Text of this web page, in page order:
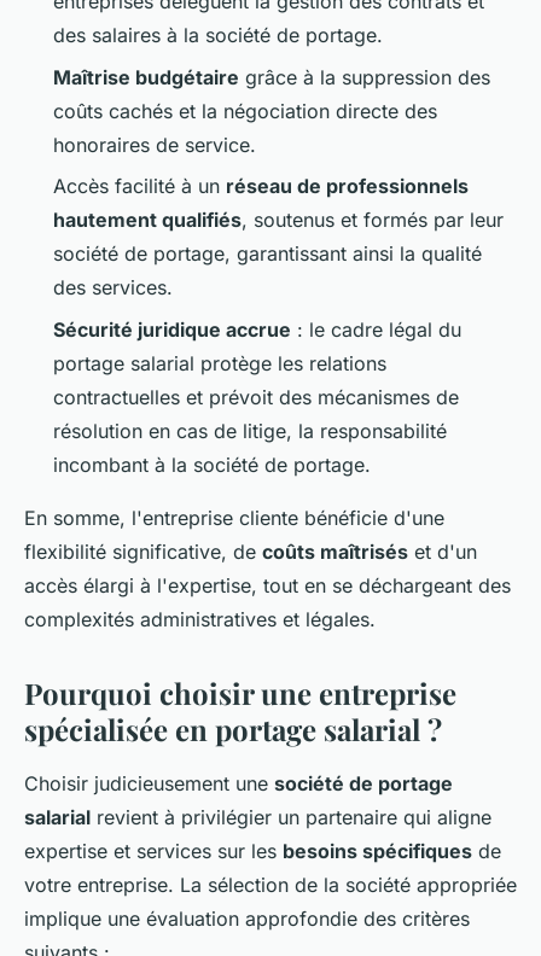
des salaires à la société de portage.
Maîtrise budgétaire grâce à la suppression des
coûts cachés et la négociation directe des
honoraires de service.
Accès facilité à un réseau de professionnels
hautement qualifiés, soutenus et formés par leur
société de portage, garantissant ainsi la qualité
des services.
Sécurité juridique accrue : le cadre légal du
portage salarial protège les relations
contractuelles et prévoit des mécanismes de
résolution en cas de litige, la responsabilité
incombant à la société de portage.
En somme, l'entreprise cliente bénéficie d'une
flexibilité significative, de coûts maîtrisés et d'un
accès élargi à l'expertise, tout en se déchargeant des
complexités administratives et légales.
Pourquoi choisir une entreprise
spécialisée en portage salarial ?
Choisir judicieusement une société de portage
salarial revient à privilégier un partenaire qui aligne
expertise et services sur les besoins spécifiques de
votre entreprise. La sélection de la société appropriée
implique une évaluation approfondie des critères